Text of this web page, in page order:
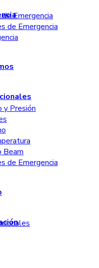
Emergencia
de Emergencia
y Presión
Beam
de Emergencia